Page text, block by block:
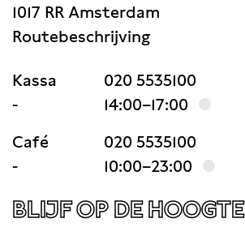
1017 RR Amsterdam
Routebeschrijving
Kassa
020 5535100
-
14:00–17:00
Café
020 5535100
-
10:00–23:00
BLIJF OP DE HOOGTE